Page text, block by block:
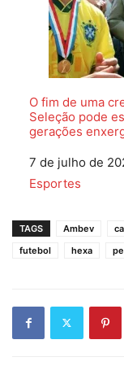
O fim de uma
Seleção pode
gerações
Data
7 de julho de
Em relação a
Esportes
TAGS Ambev
futebol
hexa